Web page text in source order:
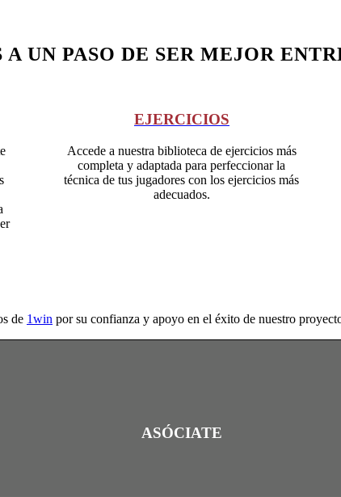
A UN PASO DE SER MEJOR
EJERCICIOS
Accede a nuestra biblioteca de ejercicios más
completa y adaptada para perfeccionar la
técnica de tus jugadores con los ejercicios más
adecuados.
de 1win por su confianza y apoyo en el éxito de nuestro
ASÓCIATE